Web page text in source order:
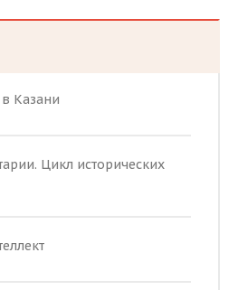
Казани
Цикл исторических